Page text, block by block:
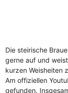
Die steirische
gerne auf und
kurzen Weisheiten
Am offiziellen
gefunden.